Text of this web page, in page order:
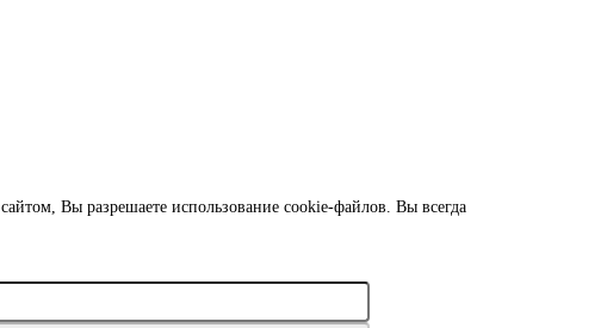
Вы разрешаете использование cookie-файлов. Вы всегда